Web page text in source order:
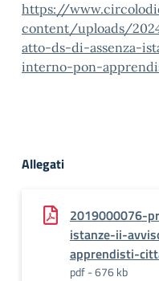
https://
content/uploads/
atto-ds-di-assenza-
interno-pon-
Allegati
2019000076-
istanze-ii-
apprendisti-
pdf - 676 kb